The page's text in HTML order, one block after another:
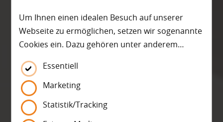
Um Ihnen einen idealen Besuch auf unserer
Webseite zu ermöglichen, setzen wir sogenannte
Cookies ein. Dazu gehören unter anderem
Cookies, die für die Steuerung und den
reibungslosen Betrieb unserer kommerziellen
Unternehmensseite notwendig sind. Zusätzlich
verwenden wir Cookies zur anonymen Erhebung
von Statistiken sowie solche, die zur Ausspielung
Essentiell
Marketing
Statistik/Tracking